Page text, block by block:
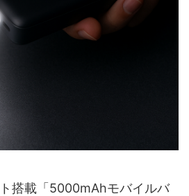
搭載「5000mAhモバイルバ